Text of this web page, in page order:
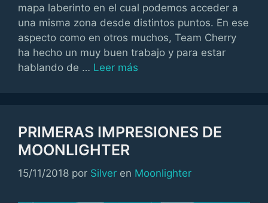
mapa laberinto en el cual podemos acceder a
una misma zona desde distintos puntos. En ese
aspecto como en otros muchos, Team Cherry
ha hecho un muy buen trabajo y para estar
hablando de … Leer más
PRIMERAS IMPRESIONES DE
MOONLIGHTER
15/11/2018 por Silver en Categorías
Moonlighter